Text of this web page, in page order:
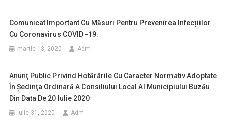
Comunicat Important Cu Măsuri Pentru Prevenirea Infecțiilor
Cu Coronavirus COVID -19.
martie 13, 2020 Adm
Anunţ Public Privind Hotărârile Cu Caracter Normativ Adoptate
În Şedinţa Ordinară A Consiliului Local Al Municipiului Buzău
Din Data De 20 Iulie 2020
iulie 31, 2020 Adm